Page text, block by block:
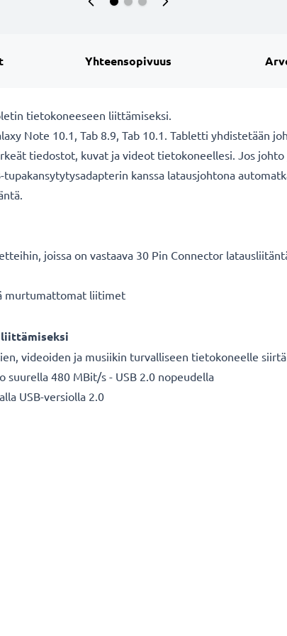
Yhteensopivuus
tietokoneeseen liittämiseksi.
Note 10.1, Tab 8.9, Tab 10.1. Tabletti yhdistetään
tiedostot, kuvat ja videot tietokoneellesi. Jos
kanssa latausjohtona
joissa on vastaava 30 Pin Connector
murtumattomat liitimet
liittämiseksi
videoiden ja musiikin turvalliseen tietokoneelle
480 MBit/s - USB 2.0 nopeudella
USB-versiolla 2.0